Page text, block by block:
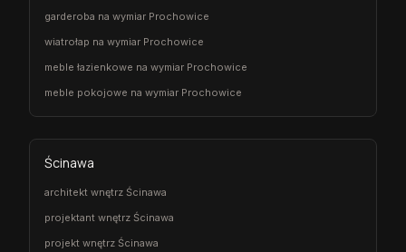
garderoba na wymiar Prochowice
wiatrołap na wymiar Prochowice
meble łazienkowe na wymiar Prochowice
meble pokojowe na wymiar Prochowice
Ścinawa
architekt wnętrz Ścinawa
projektant wnętrz Ścinawa
projekt wnętrz Ścinawa